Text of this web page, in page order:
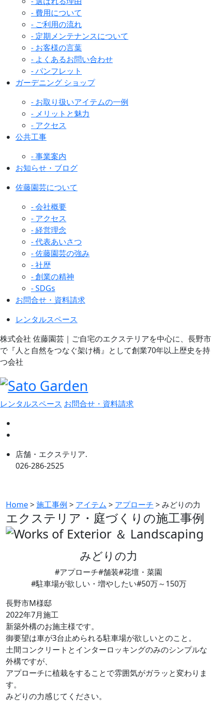
- 費用について
- ご利用の流れ
- 定期メンテナンスについて
- お客様の言葉
- よくあるお問い合わせ
- パンフレット
ガーデニング ショップ
- お取り扱いアイテムの一例
- メリットと魅力
- アクセス
公共工事
- 事業案内
お知らせ・ブログ
佐藤園芸について
- 会社概要
- アクセス
- 経営理念
- 代表あいさつ
- 佐藤園芸の強み
- 社歴
- 創業の精神
- SDGs
お問合せ・資料請求
レンタルスペース
株式会社 佐藤園芸｜ご自宅のエクステリアを中心に、長野市
で『人と自然をつなぐ架け橋』として創業70年以上歴史を持
つ会社
レンタルスペース お問合せ・資料請求
店舗・エクステリア.
026-286-2525
Home>施工事例 > アイテム > アプローチ >みどりの力
エクステリア・庭づくりの施工事例
みどりの力
#アプローチ#舗装#花壇・菜園
#駐車場が欲しい・増やしたい#50万～150万
長野市M様邸
2022年7月施工
新築外構のお施主様です。
御要望は車が3台止められる駐車場が欲しいとのこと。
土間コンクリートとインターロッキングのみのシンプルな
外構ですが、
アプローチに植栽をすることで雰囲気がガラッと変わりま
す。
みどりの力感じてください。